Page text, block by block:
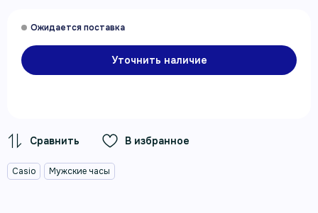
Уточнить наличие
В избранное
Casio Мужские часы